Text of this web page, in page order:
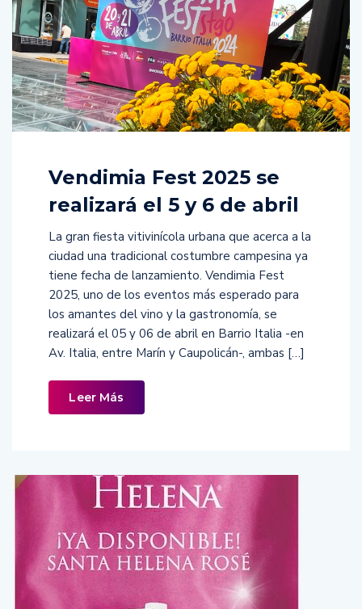
Vendimia Fest 2025 se
realizará el 5 y 6 de abril
La gran fiesta vitivinícola urbana que acerca a la
ciudad una tradicional costumbre campesina ya
tiene fecha de lanzamiento. Vendimia Fest
2025, uno de los eventos más esperado para
los amantes del vino y la gastronomía, se
realizará el 05 y 06 de abril en Barrio Italia -en
Av. Italia, entre Marín y Caupolicán-, ambas […]
Leer Más